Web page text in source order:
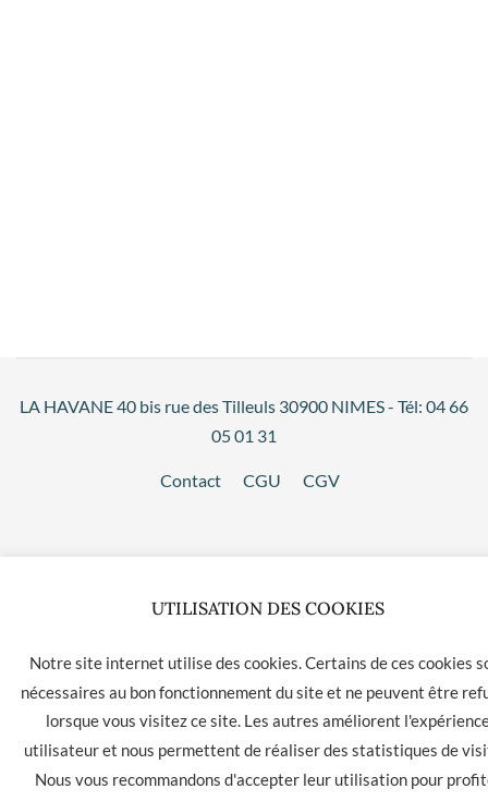
LA HAVANE 40 bis rue des Tilleuls 30900 NIMES - Tél: 04 66
05 01 31
Contact CGU CGV
UTILISATION DES COOKIES
Notre site internet utilise des cookies. Certains de ces cookies
nécessaires au bon fonctionnement du site et ne peuvent être
lorsque vous visitez ce site. Les autres améliorent
utilisateur et nous permettent de réaliser des statistiques de
Nous vous recommandons d'accepter leur utilisation pour